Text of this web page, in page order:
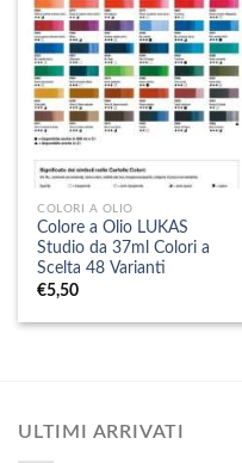
COLORI A OLIO
Colore a Olio LUKAS
Studio da 37ml Colori a
Scelta 48 Varianti
€5,50
ULTIMI ARRIVATI